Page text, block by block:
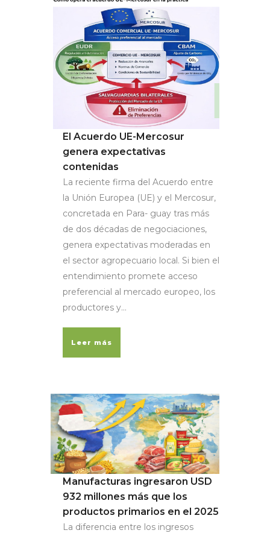
El Acuerdo UE-Mercosur
genera expectativas
contenidas
La reciente firma del Acuerdo entre
la Unión Europea (UE) y el Mercosur,
concretada en Para- guay tras más
de dos décadas de negociaciones,
genera expectativas moderadas en
el sector agropecuario local. Si bien el
entendimiento promete acceso
preferencial al mercado europeo, los
productores y...
Leer más
Manufacturas ingresaron USD
932 millones más que los
productos primarios en el 2025
La diferencia entre los ingresos